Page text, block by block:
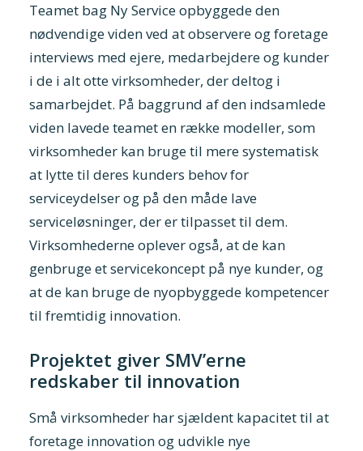
Teamet bag Ny Service opbyggede den
nødvendige viden ved at observere og foretage
interviews med ejere, medarbejdere og kunder
i de i alt otte virksomheder, der deltog i
samarbejdet. På baggrund af den indsamlede
viden lavede teamet en række modeller, som
virksomheder kan bruge til mere systematisk
at lytte til deres kunders behov for
serviceydelser og på den måde lave
serviceløsninger, der er tilpasset til dem.
Virksomhederne oplever også, at de kan
genbruge et servicekoncept på nye kunder, og
at de kan bruge de nyopbyggede kompetencer
til fremtidig innovation.
Projektet giver SMV’erne
redskaber til innovation
Små virksomheder har sjældent kapacitet til at
foretage innovation og udvikle nye